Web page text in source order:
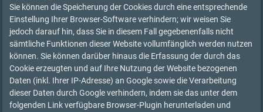
Sie können die Speicherung der Cookies durch eine entsprechende
Einstellung Ihrer Browser-Software verhindern; wir weisen Sie
jedoch darauf hin, dass Sie in diesem Fall gegebenenfalls nicht
sämtliche Funktionen dieser Website vollumfänglich werden nutzen
können. Sie können darüber hinaus die Erfassung der durch das
Cookie erzeugten und auf Ihre Nutzung der Website bezogenen
Daten (inkl. Ihrer IP-Adresse) an Google sowie die Verarbeitung
dieser Daten durch Google verhindern, indem sie das unter dem
folgenden Link verfügbare Browser-Plugin herunterladen und